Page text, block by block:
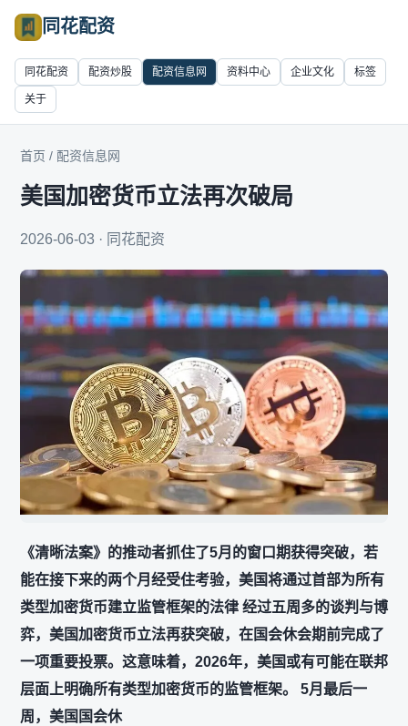
同花配资
同花配资 配资炒股 配资信息网 资料中心 企业文化 标签
关于
首页 / 配资信息网
美国加密货币立法再次破局
2026-06-03 · 同花配资
《清晰法案》的推动者抓住了5月的窗口期获得突破，若
能在接下来的两个月经受住考验，美国将通过首部为所有
类型加密货币建立监管框架的法律 经过五周多的谈判与博
弈，美国加密货币立法再获突破，在国会休会期前完成了
一项重要投票。这意味着，2026年，美国或有可能在联邦
层面上明确所有类型加密货币的监管框架。 5月最后一
周，美国国会休